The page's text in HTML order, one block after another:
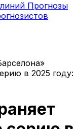
Прогнозы
в 2025 году: